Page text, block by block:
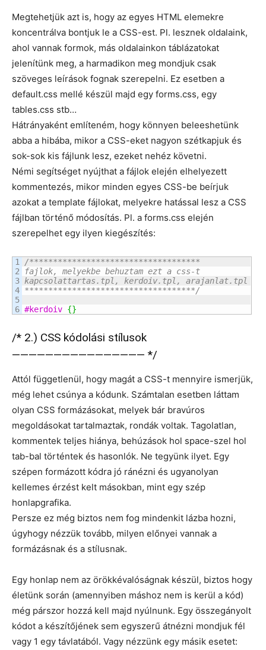
Megtehetjük azt is, hogy az egyes HTML elemekre
koncentrálva bontjuk le a CSS-est. Pl. lesznek oldalaink,
ahol vannak formok, más oldalainkon táblázatokat
jelenítünk meg, a harmadikon meg mondjuk csak
szöveges leírások fognak szerepelni. Ez esetben a
default.css mellé készül majd egy forms.css, egy
tables.css stb…
Hátrányaként említeném, hogy könnyen beleeshetünk
abba a hibába, mikor a CSS-eket nagyon szétkapjuk és
sok-sok kis fájlunk lesz, ezeket nehéz követni.
Némi segítséget nyújthat a fájlok elején elhelyezett
kommentezés, mikor minden egyes CSS-be beírjuk
azokat a template fájlokat, melyekre hatással lesz a CSS
fájlban történő módosítás. Pl. a forms.css elején
szerepelhet egy ilyen kiegészítés:
1
2
3
4
5
/************************************
fajlok, melyekbe behuztam ezt a css-t
kapcsolattartas.tpl, kerdoiv.tpl, arajanlat.tpl
************************************/
#kerdoiv {}
/* 2.) CSS kódolási stílusok
———————————————— */
Attól függetlenül, hogy magát a CSS-t mennyire ismerjük,
még lehet csúnya a kódunk. Számtalan esetben láttam
olyan CSS formázásokat, melyek bár bravúros
megoldásokat tartalmaztak, rondák voltak. Tagolatlan,
kommentek teljes hiánya, behúzások hol space-szel hol
tab-bal történtek és hasonlók. Ne tegyünk ilyet. Egy
szépen formázott kódra jó ránézni és ugyanolyan
kellemes érzést kelt másokban, mint egy szép
honlapgrafika.
Persze ez még biztos nem fog mindenkit lázba hozni,
úgyhogy nézzük tovább, milyen előnyei vannak a
formázásnak és a stílusnak.
Egy honlap nem az örökkévalóságnak készül, biztos hogy
életünk során (amennyiben máshoz nem is kerül a kód)
még párszor hozzá kell majd nyúlnunk. Egy összegányolt
kódot a készítőjének sem egyszerű átnézni mondjuk fél
vagy 1 egy távlatából. Vagy nézzünk egy másik esetet: